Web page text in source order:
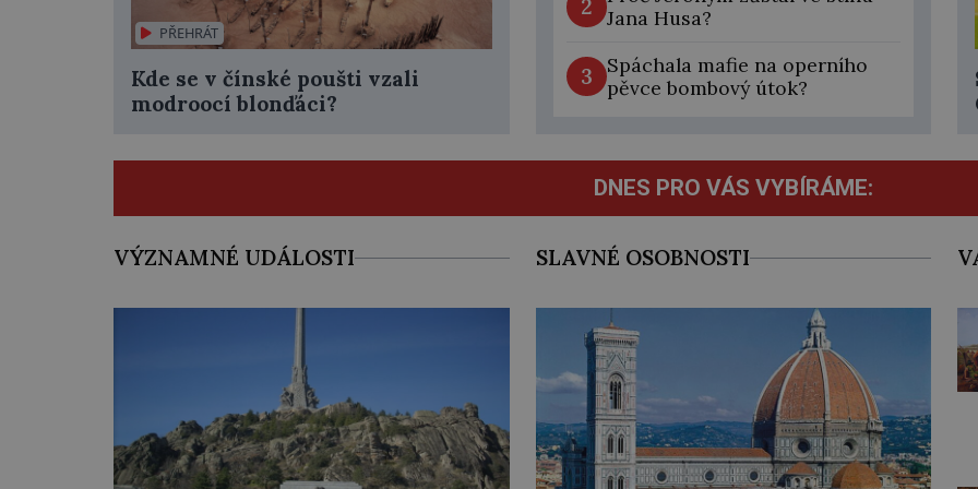
PŘEHRÁT
Kde se v čínské poušti vzali
modroocí blonďáci?
2
Jana Husa?
3
Spáchala mafie na operního
pěvce bombový útok?
DNES PRO VÁS VYBÍRÁME:
VÝZNAMNÉ UDÁLOSTI SLAVNÉ OSOBNOSTI